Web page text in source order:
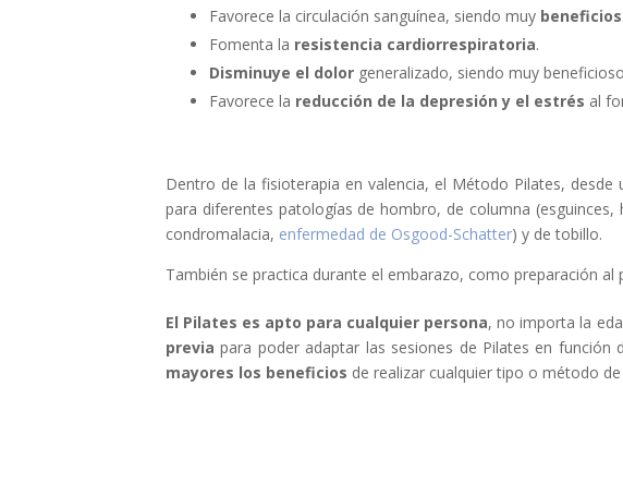
Favorece la circulación sanguínea, siendo muy
Fomenta la resistencia cardiorrespiratoria.
Disminuye el dolor generalizado, siendo muy
Favorece la reducción de la depresión y el estrés al
Dentro de la fisioterapia en valencia, el Método Pilates,
para diferentes patologías de hombro, de columna
condromalacia, enfermedad de Osgood-Schatter) y de tobillo.
También se practica durante el embarazo, como preparación
El Pilates es apto para cualquier persona, no importa la
previa para poder adaptar las sesiones de Pilates en función
mayores los beneficios de realizar cualquier tipo o método